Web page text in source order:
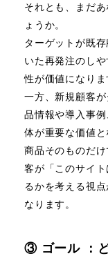
それとも、まだ
ょうか。
ターゲットが既
いた再発注のし
性が価値になりま
一方、新規顧客
品情報や導入事
体が重要な価値と
商品そのものだ
客が「このサイ
るかを考える視
なります。
③ ゴール ：